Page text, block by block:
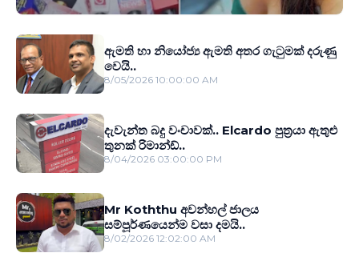
ඇමති හා නියෝජ්‍ය ඇමති අතර ගැටුමක් දරුණු
වෙයි..
8/05/2026 10:00:00 AM
දැවැන්ත බදු වංචාවක්.. Elcardo පුත‍්‍රයා ඇතුළු
තුනක් රිමාන්ඩ්..
8/04/2026 03:00:00 PM
Mr Koththu අවන්හල් ජාලය
සම්පූර්ණයෙන්ම වසා දමයි..
8/02/2026 12:02:00 AM